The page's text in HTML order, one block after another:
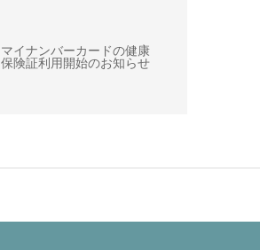
マイナンバーカードの健康
保険証利用開始のお知らせ